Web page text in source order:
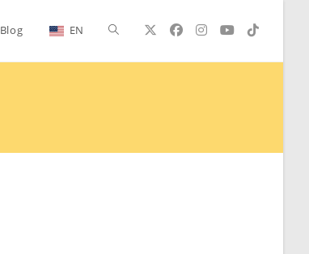
Blog EN Alternar
de